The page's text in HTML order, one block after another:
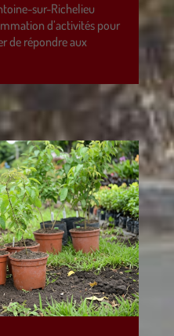
sur-Richelieu
d’activités pour
de répondre aux